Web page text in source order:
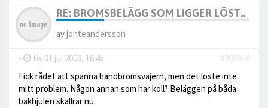
RE: BROMSBELÄGG SOM LIGGER LÖST..
avjonteandersson
- tis 01 jul 2008, 16:45
#201914
Fick rådet att spänna handbromsvajern, men det löste inte
mitt problem. Någon annan som har koll? Beläggen på båda
bakhjulen skallrar nu.